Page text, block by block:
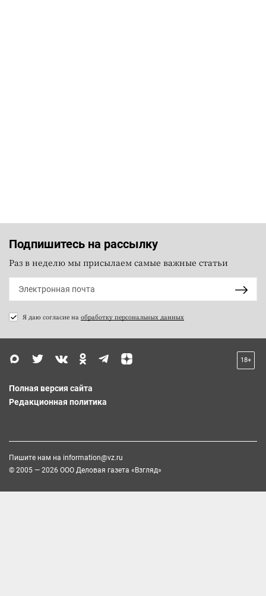
Подпишитесь на рассылку
Раз в неделю мы присылаем самые важные статьи
Я даю согласие на обработку персональных данных
18+
Полная версия сайта
Редакционная политика
Пишите нам на information@vz.ru
© 2005 — 2026 ООО Деловая газета «Взгляд»